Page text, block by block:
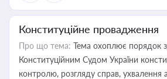
Конституційне провадження
Про що тема: Тема охоплює порядок
Конституційним Судом України
контролю, розгляду справ, ухвалення